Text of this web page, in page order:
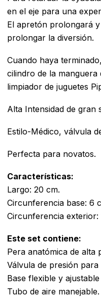
en el eje para una
El apretón prolongará
prolongar la diversión.
Cuando haya
cilindro de la
limpiador de juguetes
Alta Intensidad de gran
Estilo-Médico, válvula
Perfecta para novatos.
Características:
Largo: 20 cm.
Circunferencia base: 6
Circunferencia exterior:
Este set contiene:
Pera anatómica de alta
Válvula de presión
Base flexible y
Tubo de aire manejable.